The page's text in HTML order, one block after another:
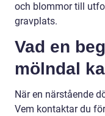
och blommor till
gravplats.
Vad en
mölndal
När en närstående
Vem kontaktar du